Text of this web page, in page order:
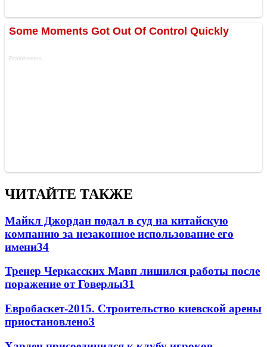
ЧИТАЙТЕ ТАКЖЕ
Майкл Джордан подал в суд на китайскую
компанию за незаконное использование его
имени34
Тренер Черкасских Мавп лишился работы после
поражение от Говерлы31
Евробаскет-2015. Строительство киевской арены
приостановлено3